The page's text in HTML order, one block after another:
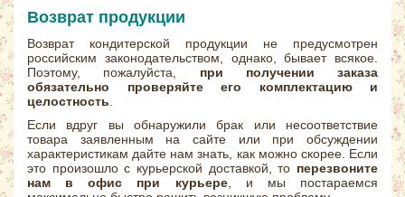
Возврат продукции
Возврат кондитерской продукции не предусмотрен
российским законодательством, однако, бывает всякое.
Поэтому, пожалуйста, при получении заказа
обязательно проверяйте его комплектацию и
целостность
Если вдруг вы обнаружили брак или несоответствие
товара заявленным на сайте или при обсуждении
характеристикам дайте нам знать, как можно скорее. Если
это произошло с курьерской доставкой, то перезвоните
нам в офис при курьере, и мы постараемся